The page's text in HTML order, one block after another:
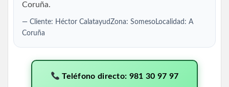
Coruña.
— Cliente: Héctor CalatayudZona: SomesoLocalidad: A
Coruña
Teléfono directo: 981 30 97 97